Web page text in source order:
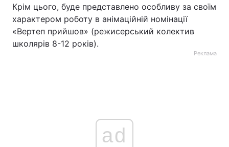
Крім цього, буде представлено особливу за своїм
характером роботу в анімаційній номінації
«Вертеп прийшов» (режисерський колектив
школярів 8-12 років).
Реклама
ad